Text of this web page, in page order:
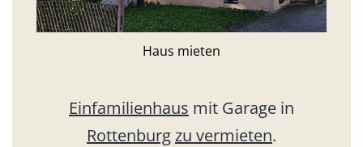
Haus mieten
Einfamilienhaus mit Garage in
Rottenburgzu vermieten.